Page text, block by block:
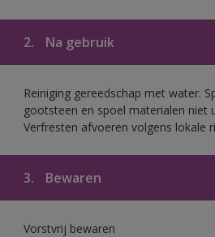
2. Na gebruik
Reiniging gereedschap met water.
gootsteen en spoel materialen niet
Verfresten afvoeren volgens lokale
3. Bewaren
Vorstvrij bewaren